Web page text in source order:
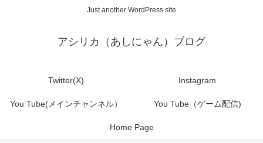
Just another WordPress site
アシリカ（あしにゃん）ブログ
Twitter(X) Instagram
You Tube(メインチャンネル） You Tube（ゲーム配信)
Home Page